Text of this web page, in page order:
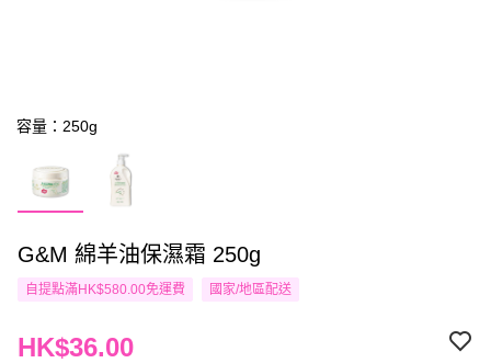
容量：250g
G&M 綿羊油保濕霜 250g
自提點滿HK$580.00免運費 國家/地區配送
HK$36.00